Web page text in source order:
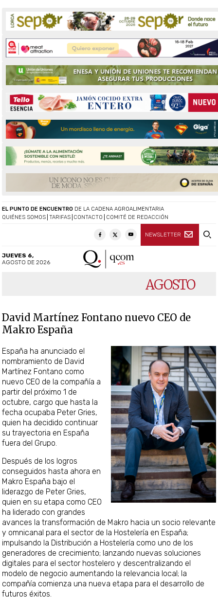
QUIÉNES SOMOS TARIFAS CONTACTO COMITÉ DE REDACCIÓN
NEWSLETTER
EL PUNTO DE ENCUENTRO DE LA CADENA AGROALIMENTARIA
JUEVES 6,
AGOSTO DE 2026
AGOSTO
David Martínez Fontano nuevo CEO de
Makro España
España ha anunciado el
nombramiento de David
Martínez Fontano como
nuevo CEO de la compañía a
partir del próximo 1 de
octubre, cargo que hasta la
fecha ocupaba Peter Gries,
quien ha decidido continuar
su trayectoria en España
fuera del Grupo.
Después de los logros
conseguidos hasta ahora en
Makro España bajo el
liderazgo de Peter Gries,
quien en su etapa como CEO
ha liderado con grandes
avances la transformación de Makro hacia un socio relevante
y omnicanal para el sector de la Hostelería en España;
impulsando la Distribución a Hostelería como uno de los
generadores de crecimiento; lanzando nuevas soluciones
digitales para el sector hostelero y descentralizando el
modelo de negocio aumentando la relevancia local; la
compañía comienza una nueva etapa para el desarrollo de
futuros éxitos.